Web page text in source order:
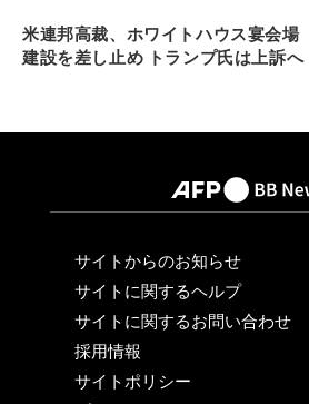
米連邦高裁、ホワイトハウス宴会場
建設を差し止め トランプ氏は上訴へ
サイトからのお知らせ
サイトに関するヘルプ
サイトに関するお問い合わせ
採用情報
サイトポリシー